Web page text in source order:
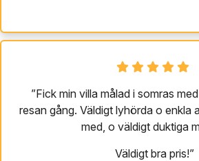
”Fick min villa målad i somras
resan gång. Väldigt lyhörda o enkla
med, o väldigt duktiga
Väldigt bra pris!”